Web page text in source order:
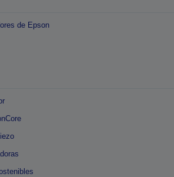
de Epson